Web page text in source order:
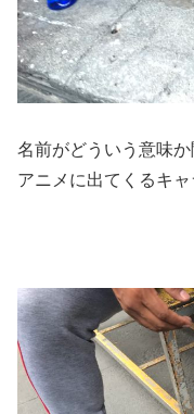
名前がどういう意味
アニメに出てくるキ